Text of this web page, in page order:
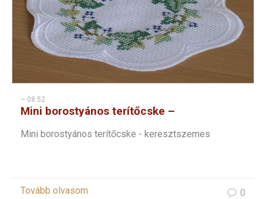
– 08:52
Mini borostyános terítőcske –
Mini borostyános terítőcske - keresztszemes
Tovább olvasom 0